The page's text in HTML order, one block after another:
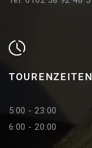
TOURENZEITEN
5:00 - 23:00
6:00 - 20:00